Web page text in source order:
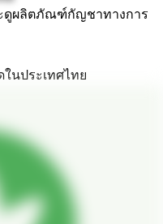
ะดูผลิตภัณฑ์กัญชาทางการ
นประเทศไทย